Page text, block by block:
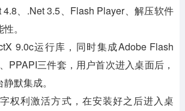
、.Net 3.5、Flash Player、解压软件
。
9.0c运行库，同时集成Adobe Flash
PPAPI三件套，用户首次进入桌面后，
默集成。
权利激活方式，在安装好之后进入桌